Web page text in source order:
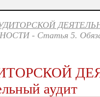
- Статья 5.
аудит